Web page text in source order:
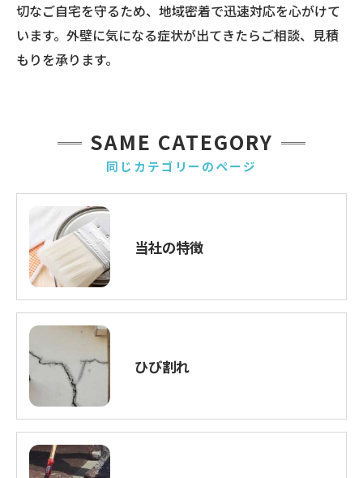
切なご自宅を守るため、地域密着で迅速対応を心がけて
います。外壁に気になる症状が出てきたらご相談、見積
もりを承ります。
同じカテゴリーのページ
SAME CATEGORY
当社の特徴
ひび割れ